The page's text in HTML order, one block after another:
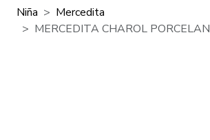
Niña
Mercedita
MERCEDITA CHAROL